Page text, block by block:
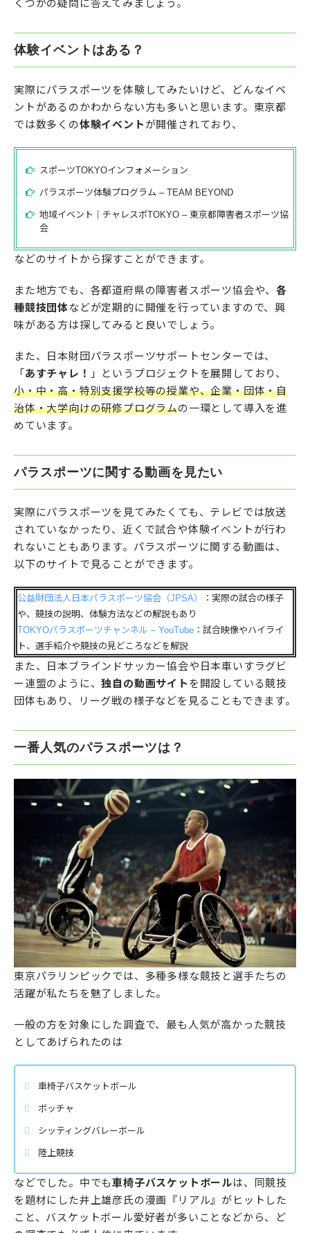
くつかの疑問に答えてみましょう。
体験イベントはある？
実際にパラスポーツを体験してみたいけど、どんなイベ
ントがあるのかわからない方も多いと思います。東京都
では数多くの体験イベント が開催されており、
スポーツTOKYOインフォメーション
パラスポーツ体験プログラム – TEAM BEYOND
地域イベント｜チャレスポTOKYO – 東京都障害者スポーツ協
会
などのサイトから探すことができます。
また地方でも、各都道府県の障害者スポーツ協会や、各
種競技団体などが定期的に開催を行っていますので、興
味がある方は探してみると良いでしょう。
また、日本財団パラスポーツサポートセンターでは、
「 あすチャレ！
」というプロジェクトを展開しており、
小・中・高・特別支援学校等の授業や、企業・団体・自
治体・大学向けの研修プログラムの一環として導入を進
めています。
パラスポーツに関する動画を見たい
実際にパラスポーツを見てみたくても、テレビでは放送
されていなかったり、近くで試合や体験イベントが行わ
れないこともあります。パラスポーツに関する動画は、
以下のサイトで見ることができます。
公益財団法人日本パラスポーツ協会（JPSA）
：実際の試合の様子
や、競技の説明、体験方法などの解説もあり
TOKYOパラスポーツチャンネル – YouTube ：試合映像やハイライ
ト、選手紹介や競技の見どころなどを解説
また、日本ブラインドサッカー協会や日本車いすラグビ
ー連盟のように、独自の動画サイト を開設している競技
団体もあり、リーグ戦の様子などを見ることもできます。
一番人気のパラスポーツは？
東京パラリンピックでは、多種多様な競技と選手たちの
活躍が私たちを魅了しました。
一般の方を対象にした調査で、最も人気が高かった競技
としてあげられたのは
車椅子バスケットボール
ボッチャ
シッティングバレーボール
陸上競技
などでした。中でも車椅子バスケットボールは、同競技
を題材にした井上雄彦氏の漫画『リアル』がヒットした
こと、バスケットボール愛好者が多いことなどから、ど